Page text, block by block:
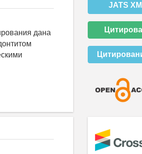
дана
JATS